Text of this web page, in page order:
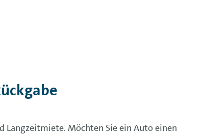
Langzeitmiete. Möchten Sie ein Auto einen